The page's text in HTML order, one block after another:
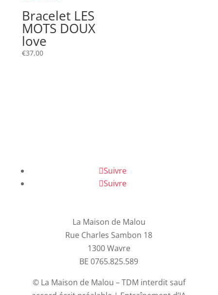
Bracelet LES
MOTS DOUX
love
€37,00
Suivre
Suivre
La Maison de Malou
Rue Charles Sambon 18
1300 Wavre
BE 0765.825.589
© La Maison de Malou – TDM interdit sauf